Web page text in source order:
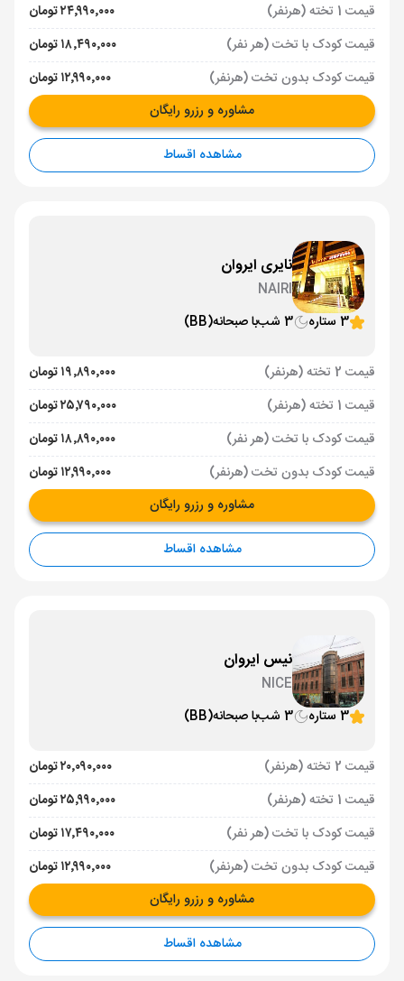
قیمت 1 تخته (هرنفر)
۲۴٬۹۹۰٬۰۰۰ تومان
قیمت کودک با تخت (هر نفر)
۱۸٬۴۹۰٬۰۰۰ تومان
قیمت کودک بدون تخت (هرنفر)
۱۲٬۹۹۰٬۰۰۰ تومان
مشاوره و رزرو رایگان
مشاهده اقساط
نایری ایروان
NAIRI
3 ستاره
3 شب با صبحانه(BB)
قیمت 2 تخته (هرنفر)
۱۹٬۸۹۰٬۰۰۰ تومان
قیمت 1 تخته (هرنفر)
۲۵٬۷۹۰٬۰۰۰ تومان
قیمت کودک با تخت (هر نفر)
۱۸٬۸۹۰٬۰۰۰ تومان
قیمت کودک بدون تخت (هرنفر)
۱۲٬۹۹۰٬۰۰۰ تومان
مشاوره و رزرو رایگان
مشاهده اقساط
نیس ایروان
NICE
3 ستاره
3 شب با صبحانه(BB)
قیمت 2 تخته (هرنفر)
۲۰٬۰۹۰٬۰۰۰ تومان
قیمت 1 تخته (هرنفر)
۲۵٬۹۹۰٬۰۰۰ تومان
قیمت کودک با تخت (هر نفر)
۱۷٬۴۹۰٬۰۰۰ تومان
قیمت کودک بدون تخت (هرنفر)
۱۲٬۹۹۰٬۰۰۰ تومان
مشاوره و رزرو رایگان
مشاهده اقساط